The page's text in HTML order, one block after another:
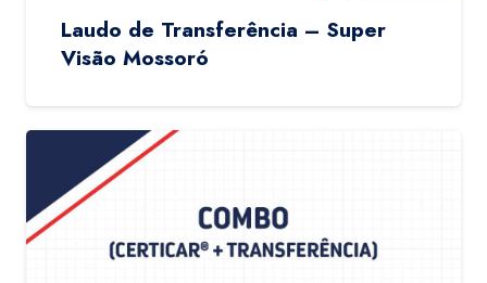
Laudo de Transferência – Super
Visão Mossoró